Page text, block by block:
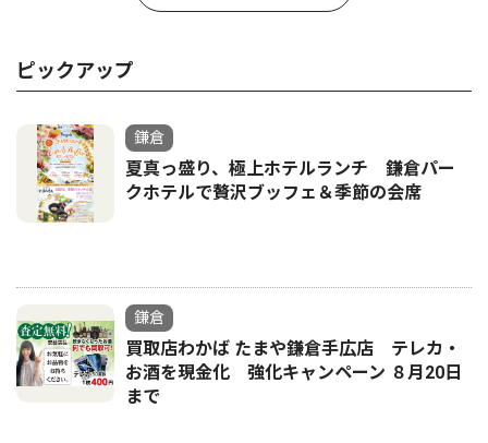
ピックアップ
鎌倉
夏真っ盛り、極上ホテルランチ 鎌倉パー
クホテルで贅沢ブッフェ＆季節の会席
鎌倉
買取店わかば たまや鎌倉手広店 テレカ・
お酒を現金化 強化キャンペーン ８月20日
まで